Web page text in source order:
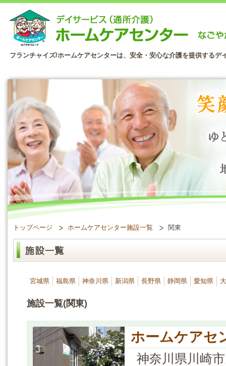
フランチャイズ/ホームケアセンターは、安全・安心な介護を提供する
トップページ ホームケアセンター施設一覧 関東
宮城県 福島県 神奈川県 新潟県 長野県 静岡県 愛知県
施設一覧(関東)
ホームケアセ
神奈川県川崎